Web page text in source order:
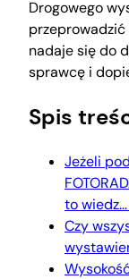
Drogowego
nadaje się do
sprawcę i
Spis
Jeżeli
to
Czy